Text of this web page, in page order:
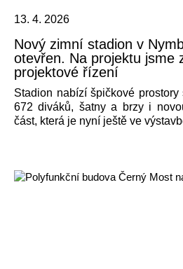
13. 4. 2026
Nový zimní stadion v
otevřen. Na projektu jsme
projektové řízení
Stadion nabízí špičkové prostory
672 diváků, šatny a brzy i
část, která je nyní ještě ve